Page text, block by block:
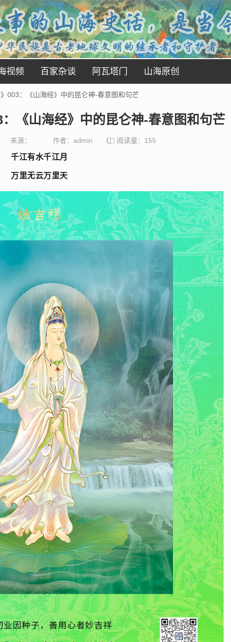
视频 百家杂谈 阿瓦塔门 山海原创
》003：《山海经》中的昆仑神-春意图和句芒
：《山海经》中的昆仑神-春意图和句芒
来源： 作者：admin 阅读量： 155
千江有水千江月
万里无云万里天